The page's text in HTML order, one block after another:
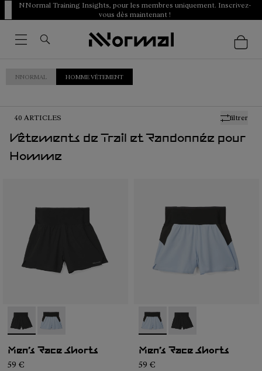
NNormal Training Insights, pour les membres uniquement. Inscrivez-
vous dès maintenant !
NNORMAL HOMME VÊTEMENT
filtrer
40 ARTICLES
Vêtements de Trail et Randonnée pour
Homme
- N1CMRS1-001- N1CMRS1-002
Men’s Race Shorts
59 €
- N1CMRS1-002- N1CMRS1-001
Men’s Race Shorts
59 €